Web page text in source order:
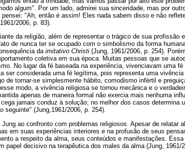
algum". Por um lado, admirei sua sinceridade, mas por
"Ah, então é assim! Eles nada sabem disso e não
2006, p. 83).
da religião, além de representar o trágico de sua profissão
de nunca ter se ocupado com o simbolismo da forma
da imitativo Christi (Jung, 1961/2006, p. 254).
coletiva em sua época. Muitas pessoas que se
No lugar da fé baseada na experiência, vivenciavam uma
ser considerada uma fé legítima, pois representa uma
de tornar-se simplesmente hábito, comodismo infértil e
modo, a vivência religiosa se tornou mecânica e o
apenas de maneira formal não exercia mais nenhuma
jamais conduz à solução; no melhor dos casos determina
seguinte" (Jung,1961/2006, p. 254).
ao confronto com problemas religiosos. Apesar de relatar
em suas experiências interiores e na profusão de seus
a respeito da alma, seus conteúdos e manifestações.
papel decisivo na terapêutica dos males da alma (Jung, 1961/